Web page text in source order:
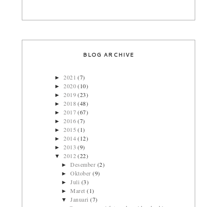
BLOG ARCHIVE
►2021(7)
►2020(10)
►2019(23)
►2018(48)
►2017(67)
►2016(7)
►2015(1)
►2014(12)
►2013(9)
▼2012(22)
►Desember (2)
►Oktober(9)
►Juli (3)
►Maret(1)
▼Januari(7)